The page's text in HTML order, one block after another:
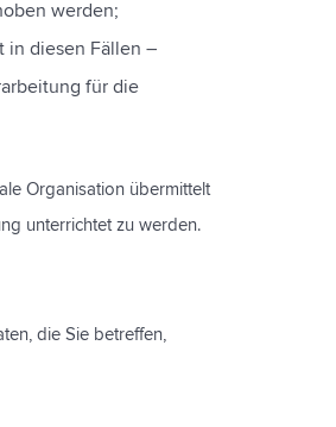
werden;
in diesen Fällen –
für die
Organisation übermittelt
unterrichtet zu werden.
die Sie betreffen,